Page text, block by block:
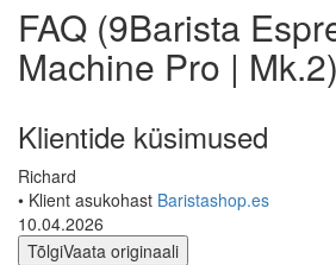
FAQ (9Barista
Machine Pro | Mk.2)
Klientide küsimused
Richard
• Klient asukohast Baristashop.es
10.04.2026
TõlgiVaata originaali